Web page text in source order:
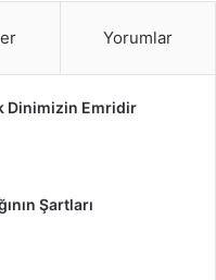
u
e
a
r
Yorumlar
Dinimizin Emridir
Şartları